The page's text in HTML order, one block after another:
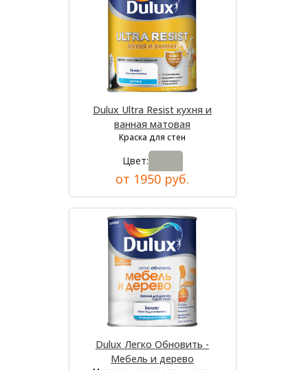
Dulux Ultra Resist кухня и
ванная матовая
Краска для стен
Цвет:
от 1950 руб.
Dulux Легко Обновить -
Мебель и дерево